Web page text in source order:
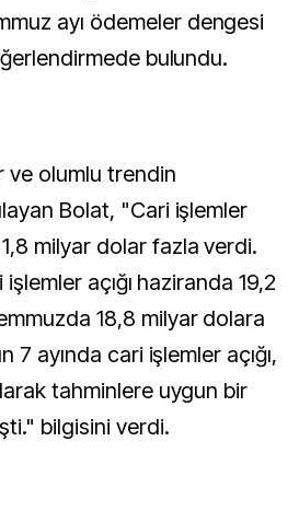
ayı ödemeler dengesi
bulundu.
ve olumlu trendin
Bolat, "Cari işlemler
milyar dolar fazla verdi.
işlemler açığı haziranda 19,2
18,8 milyar dolara
7 ayında cari işlemler açığı,
tahminlere uygun bir
bilgisini verdi.